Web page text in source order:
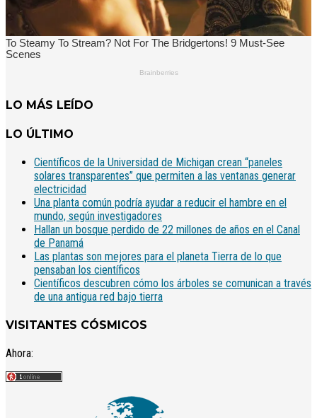
LO MÁS LEÍDO
LO ÚLTIMO
Científicos de la Universidad de Michigan crean “paneles
solares transparentes” que permiten a las ventanas generar
electricidad
Una planta común podría ayudar a reducir el hambre en el
mundo, según investigadores
Hallan un bosque perdido de 22 millones de años en el Canal
de Panamá
Las plantas son mejores para el planeta Tierra de lo que
pensaban los científicos
Científicos descubren cómo los árboles se comunican a través
de una antigua red bajo tierra
VISITANTES CÓSMICOS
Ahora: